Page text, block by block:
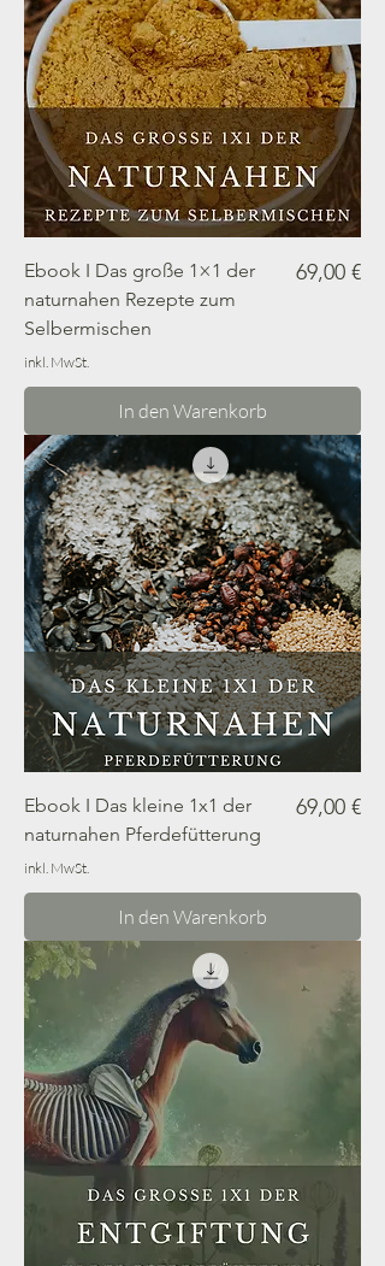
Ebook I Das große 1×1 der
naturnahen Rezepte zum
Selbermischen
Preis
69,00 €
inkl. MwSt.
In den Warenkorb
Ebook I Das kleine 1x1 der
naturnahen Pferdefütterung
Preis
69,00 €
inkl. MwSt.
In den Warenkorb